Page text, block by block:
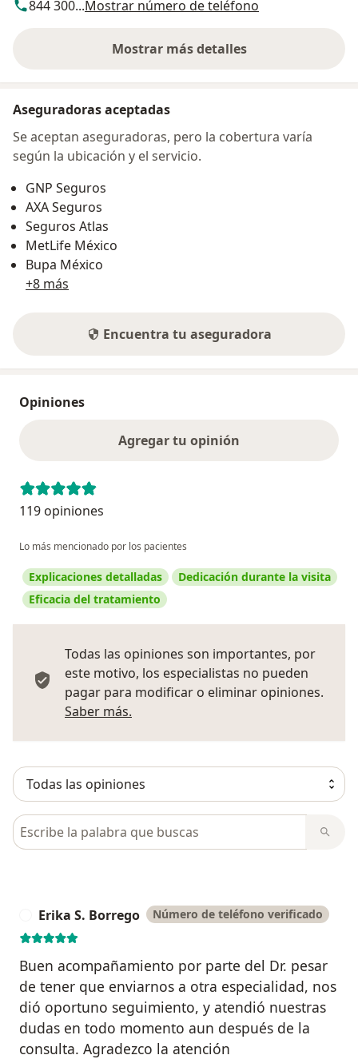
844 300...Mostrar número de teléfono
Mostrar más detalles
sobre la dirección
Aseguradoras aceptadas
Se aceptan aseguradoras, pero la cobertura varía
según la ubicación y el servicio.
GNP Seguros
AXA Seguros
Seguros Atlas
MetLife México
Bupa México
+8 más
Encuentra tu aseguradora
Opiniones
Agregar tu opinión
119 opiniones
Lo más mencionado por los pacientes
Explicaciones detalladas
Dedicación durante la visita
Eficacia del tratamiento
Todas las opiniones son importantes, por
este motivo, los especialistas no pueden
pagar para modificar o eliminar opiniones.
Saber más.
Busca en opiniones
Erika S. Borrego Número de teléfono verificado
Buen acompañamiento por parte del Dr. pesar
de tener que enviarnos a otra especialidad, nos
dió oportuno seguimiento, y atendió nuestras
dudas en todo momento aun después de la
consulta. Agradezco la atención